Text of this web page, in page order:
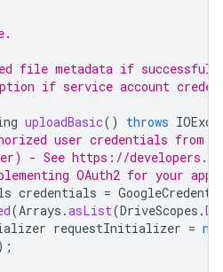
file metadata if
if service account
uploadBasic() throws
user credentials from
- See https://
OAuth2 for your
credentials =
(Arrays .asList(DriveScopes .
requestInitializer = new